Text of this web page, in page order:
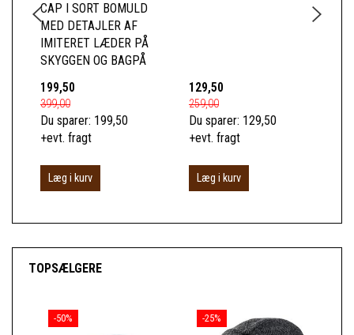
CAP I SORT BOMULD
MED DETAJLER AF
IMITERET LÆDER PÅ
SKYGGEN OG BAGPÅ
199,50
399,00
Du sparer: 199,50
+evt. fragt
Læg i kurv
129,50
259,00
Du sparer: 129,50
+evt. fragt
Læg i kurv
TOPSÆLGERE
-50% -25%